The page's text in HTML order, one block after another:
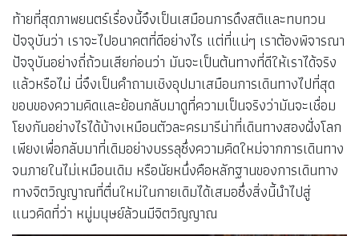
ท้ายที่สุดภาพยนตร์เรื่องนี้จึงเป็นเสมือนการดึงสติและทบทวน
ปัจจุบันว่า เราจะไปอนาคตที่ดีอย่างไร แต่ที่แน่ๆ เราต้องพิจารณา
ปัจจุบันอย่างถี่ถ้วนเสียก่อนว่า มันจะเป็นต้นทางที่ดีให้เราได้จริง
แล้วหรือไม่ นี่จึงเป็นคำถามเชิงอุปมาเสมือนการเดินทางไปที่สุด
ขอบของความคิดและย้อนกลับมาดูที่ความเป็นจริงว่ามันจะเชื่อม
โยงกันอย่างไรได้บ้างเหมือนตัวละครมารีน่าที่เดินทางสองฝั่งโลก
เพียงเพื่อกลับมาที่เดิมอย่างบรรลุซึ่งความคิดใหม่จากการเดินทาง
จนภายในไม่เหมือนเดิม หรือนัยหนึ่งคือหลักฐานของการเดินทาง
ทางจิตวิญญาณที่ตื่นใหม่ในกายเดิมได้เสมอซึ่งสิ่งนี้นำไปสู่
แนวคิดที่ว่า หมู่มนุษย์ล้วนมีจิตวิญญาณ